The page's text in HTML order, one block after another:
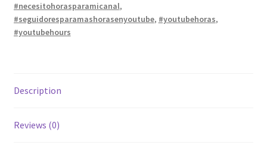
#necesitohorasparamicanal,
#seguidoresparamashorasenyoutube, #youtubehoras,
#youtubehours
Description
Reviews (0)